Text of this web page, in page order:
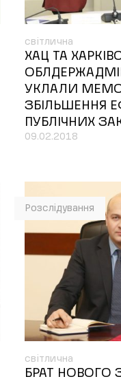
світлична
ХАЦ ТА
УКЛАЛИ
ЗБІЛЬШЕННЯ
ПУБЛІЧНИХ
09.02.2018
Розслідування
світлична
БРАТ НОВОГО